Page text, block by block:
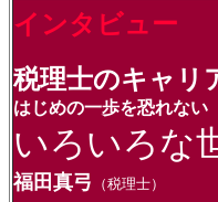
インタビュー
税理士のキャリ
はじめの一歩を恐れない
いろいろな
福田真弓 （税理士）